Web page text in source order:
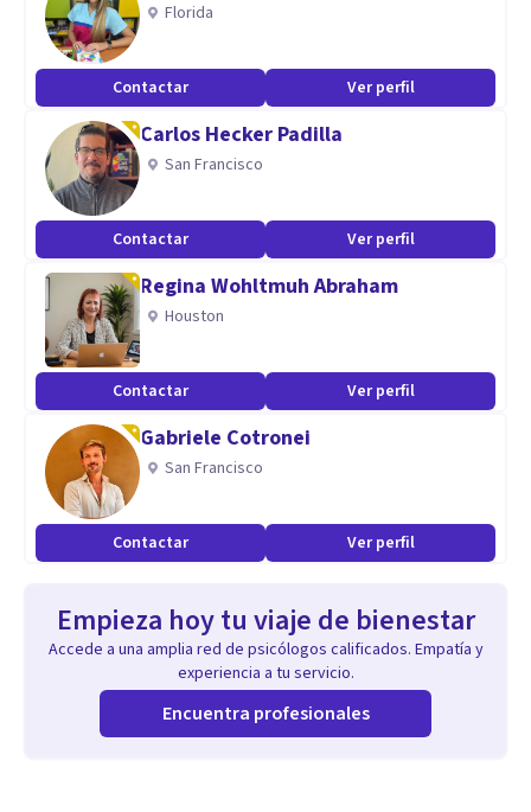
Florida
Contactar Ver perfil
Carlos Hecker Padilla
San Francisco
Contactar Ver perfil
Regina Wohltmuh Abraham
Houston
Contactar Ver perfil
Gabriele Cotronei
San Francisco
Contactar Ver perfil
Empieza hoy tu viaje de bienestar
Accede a una amplia red de psicólogos calificados. Empatía y
experiencia a tu servicio.
Encuentra profesionales